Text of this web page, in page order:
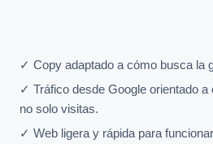
✓ Copy adaptado a cómo busca la
✓ Tráfico desde Google orientado
no solo visitas.
✓ Web ligera y rápida para